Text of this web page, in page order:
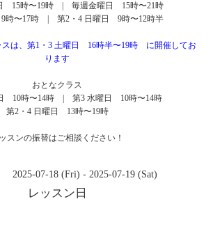
15時〜19時 | 毎週金曜日 15時〜21時
時〜17時 | 第2・4 日曜日 9時〜12時半
スは、第1・3 土曜日 16時半〜19時 に開催してお
ります
おとなクラス
10時〜14時 | 第3 水曜日 10時〜14時
第2・4 日曜日 13時〜19時
スンの振替はご相談ください！
2025-07-18 (Fri) - 2025-07-19 (Sat)
レッスン日